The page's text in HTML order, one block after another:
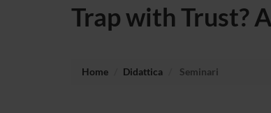
Trap with Trust?
Home Didattica Seminari